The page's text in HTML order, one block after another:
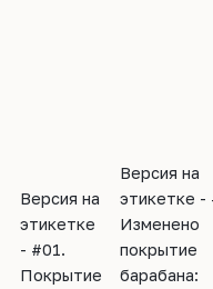
Версия на
этикетке
- #01.
Покрытие
Версия на
этикетке -
Изменено
покрытие
барабана: